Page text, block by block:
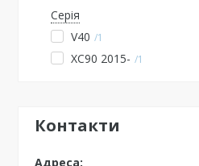
Серія
V40
1
XC90 2015- 1
Контакти